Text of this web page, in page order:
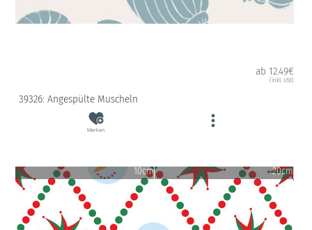
ab 12.49€
(inkl. USt)
39326: Angespülte Muscheln
Merken
10cm 20cm